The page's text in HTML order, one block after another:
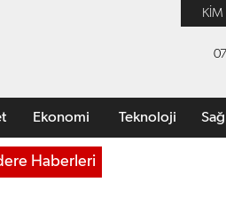
KİM
Ekonomi Teknoloji
Haberleri